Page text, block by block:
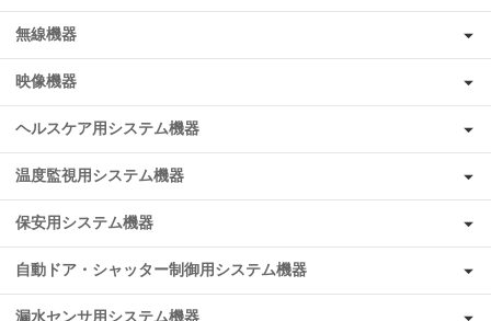
無線機器
映像機器
ヘルスケア用システム機器
温度監視用システム機器
保安用システム機器
自動ドア・シャッター制御用システム機器
漏水センサ用システム機器